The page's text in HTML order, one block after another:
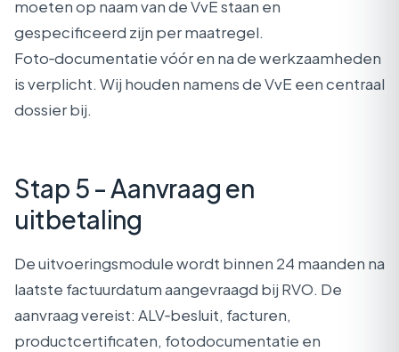
moeten op naam van de VvE staan en
gespecificeerd zijn per maatregel.
Foto‑documentatie vóór en na de werkzaamheden
is verplicht. Wij houden namens de VvE een centraal
dossier bij.
Stap 5 - Aanvraag en
uitbetaling
De uitvoeringsmodule wordt binnen 24 maanden na
laatste factuurdatum aangevraagd bij RVO. De
aanvraag vereist: ALV‑besluit, facturen,
productcertificaten, fotodocumentatie en